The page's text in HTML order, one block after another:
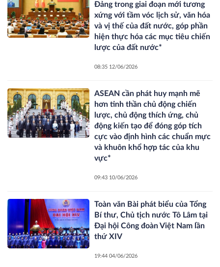
Đảng trong giai đoạn mới tương
xứng với tầm vóc lịch sử, văn hóa
và vị thế của đất nước, góp phần
hiện thực hóa các mục tiêu chiến
lược của đất nước*
08:35 12/06/2026
ASEAN cần phát huy mạnh mẽ
hơn tinh thần chủ động chiến
lược, chủ động thích ứng, chủ
động kiến tạo để đóng góp tích
cực vào định hình các chuẩn mực
và khuôn khổ hợp tác của khu
vực*
09:43 10/06/2026
Toàn văn Bài phát biểu của Tổng
Bí thư, Chủ tịch nước Tô Lâm tại
Đại hội Công đoàn Việt Nam lần
thứ XIV
19:44 04/06/2026